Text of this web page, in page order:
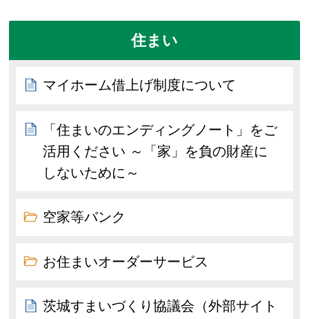
住まい
マイホーム借上げ制度について
「住まいのエンディングノート」をご
活用ください ～「家」を負の財産に
しないために～
空家等バンク
お住まいオーダーサービス
茨城すまいづくり協議会（外部サイト